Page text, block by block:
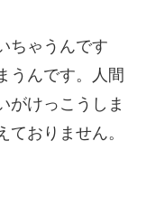
ちゃうんです
うんです。人間
がけっこうしま
ておりません。